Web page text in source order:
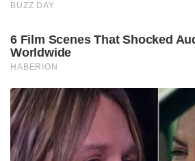
BUZZ DAY
6 Film Scenes That Shocked
Worldwide
HABERION